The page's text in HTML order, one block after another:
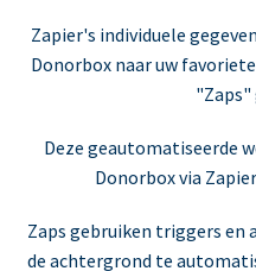
Zapier's individuele
Donorbox naar uw
"Zaps"
Deze geautomatiseerde
Donorbox via
Zaps gebruiken triggers en
de achtergrond te